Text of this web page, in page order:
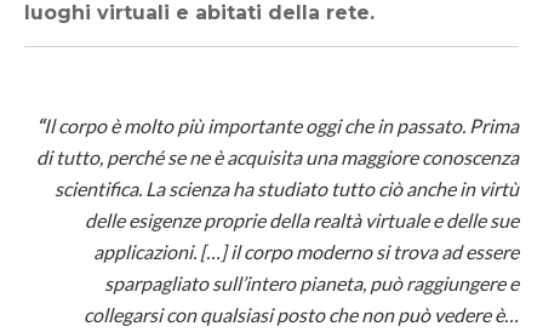
luoghi virtuali e abitati della rete.
“Il corpo è molto più importante oggi che in passato. Prima
di tutto, perché se ne è acquisita una maggiore conoscenza
scientifica. La scienza ha studiato tutto ciò anche in virtù
delle esigenze proprie della realtà virtuale e delle sue
applicazioni. […] il corpo moderno si trova ad essere
sparpagliato sull’intero pianeta, può raggiungere e
collegarsi con qualsiasi posto che non può vedere è…